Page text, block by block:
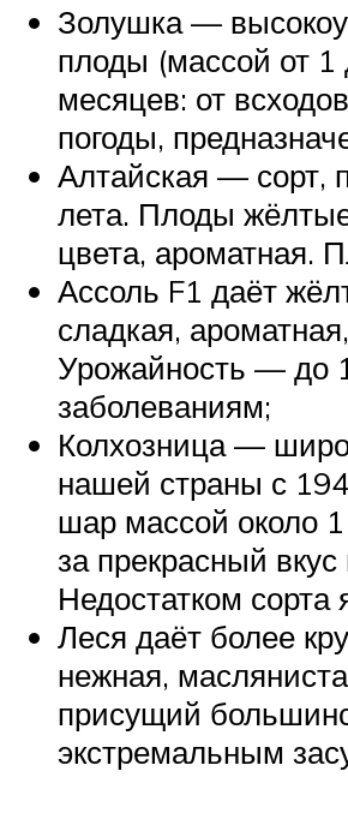
Золушка —
плоды (массой от 1
месяцев: от
погоды,
Алтайская — сорт,
лета. Плоды
цвета, ароматная.
Ассоль F1 даёт
сладкая,
Урожайность — до
заболеваниям;
Колхозница —
нашей страны с
шар массой около 1
за прекрасный
Недостатком сорта
Леся даёт более
нежная,
присущий
экстремальным